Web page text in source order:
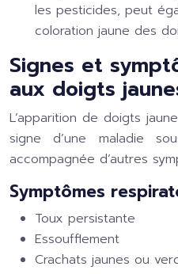
les pesticides, peut
coloration jaune des
Signes et
aux doigts
L’apparition de doigts
signe d’une maladie
accompagnée d’autres
Symptômes
Toux persistante
Essoufflement
Crachats jaunes ou